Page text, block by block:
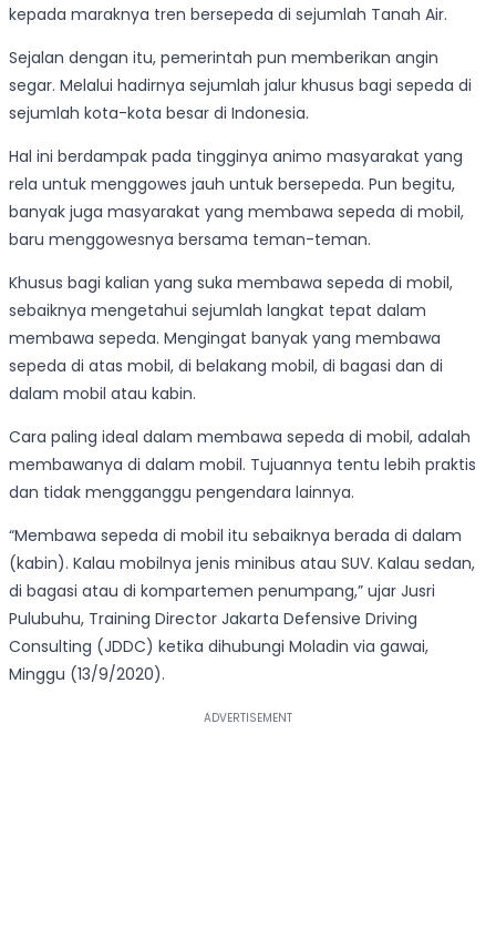
kepada maraknya tren bersepeda di sejumlah Tanah Air.
Sejalan dengan itu, pemerintah pun memberikan angin
segar. Melalui hadirnya sejumlah jalur khusus bagi sepeda di
sejumlah kota-kota besar di Indonesia.
Hal ini berdampak pada tingginya animo masyarakat yang
rela untuk menggowes jauh untuk bersepeda. Pun begitu,
banyak juga masyarakat yang membawa sepeda di mobil,
baru menggowesnya bersama teman-teman.
Khusus bagi kalian yang suka membawa sepeda di mobil,
sebaiknya mengetahui sejumlah langkat tepat dalam
membawa sepeda. Mengingat banyak yang membawa
sepeda di atas mobil, di belakang mobil, di bagasi dan di
dalam mobil atau kabin.
Cara paling ideal dalam membawa sepeda di mobil, adalah
membawanya di dalam mobil. Tujuannya tentu lebih praktis
dan tidak mengganggu pengendara lainnya.
“Membawa sepeda di mobil itu sebaiknya berada di dalam
(kabin). Kalau mobilnya jenis minibus atau SUV. Kalau sedan,
di bagasi atau di kompartemen penumpang,” ujar Jusri
Pulubuhu, Training Director Jakarta Defensive Driving
Consulting (JDDC) ketika dihubungi Moladin via gawai,
Minggu (13/9/2020).